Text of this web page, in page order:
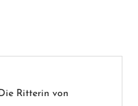
Ritterin von